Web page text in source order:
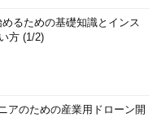
るための基礎知識とインス
方 (1/2)
アのための産業用ドローン開